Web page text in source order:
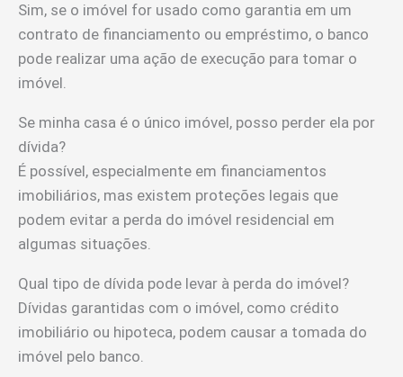
Sim, se o imóvel for usado como garantia em um
contrato de financiamento ou empréstimo, o banco
pode realizar uma ação de execução para tomar o
imóvel.
Se minha casa é o único imóvel, posso perder ela por
dívida?
É possível, especialmente em financiamentos
imobiliários, mas existem proteções legais que
podem evitar a perda do imóvel residencial em
algumas situações.
Qual tipo de dívida pode levar à perda do imóvel?
Dívidas garantidas com o imóvel, como crédito
imobiliário ou hipoteca, podem causar a tomada do
imóvel pelo banco.